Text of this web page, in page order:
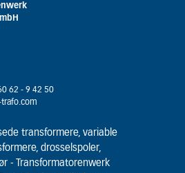
62 - 9 42 50
trafo.com
transformere, variable
drosselspoler,
- Transformatorenwerk